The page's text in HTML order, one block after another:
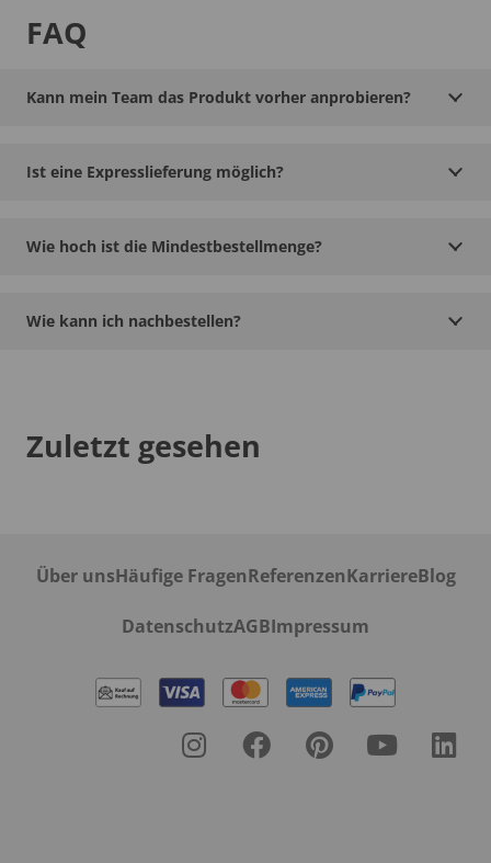
FAQ
Kann mein Team das Produkt vorher anprobieren?
Ist eine Expresslieferung möglich?
Wie hoch ist die Mindestbestellmenge?
Wie kann ich nachbestellen?
Zuletzt gesehen
Über unsHäufige FragenReferenzenKarriereBlog
DatenschutzAGBImpressum